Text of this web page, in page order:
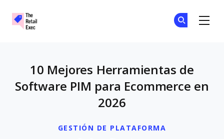
GESTIÓN DE PLATAFORMA
10 Mejores Herramientas de
Software PIM para Ecommerce en
2026